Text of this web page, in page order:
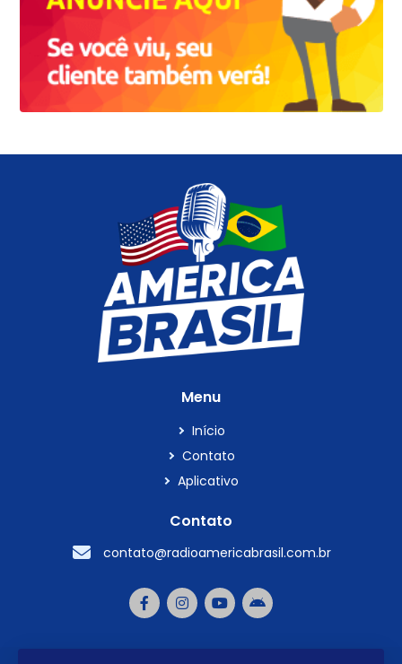
Menu
Início
Contato
Aplicativo
Contato
contato@radioamericabrasil.com.br